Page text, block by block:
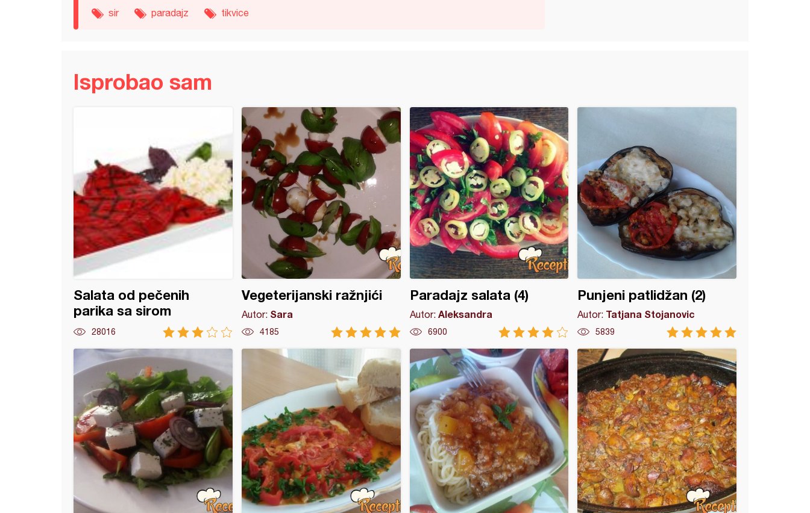
sir paradajz tikvice
Isprobao sam
Salata od pečenih
parika sa sirom
28016
Vegeterijanski ražnjići
Autor: Sara
4185
Paradajz salata (4)
Autor: Aleksandra
6900
Punjeni patlidžan (2)
Autor: Tatjana Stojanovic
5839
džigerica sa povrćem - iz rerne